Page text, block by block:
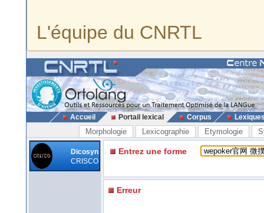
L'équipe du CNRTL
Accueil Portail lexical Corpus
Morphologie Lexicographie Etymologie
Dicosyn
CRISCO
Entrez une forme
Erreur